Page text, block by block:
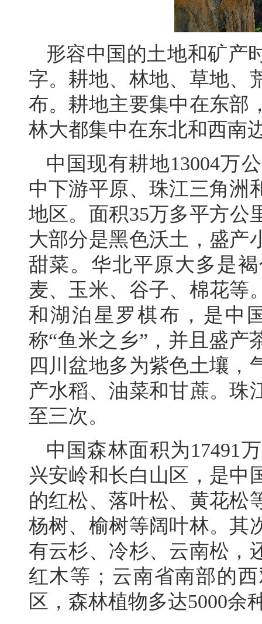
形容中国的土地和矿产
字。耕地、林地、草地、
布。耕地主要集中在东部
林大都集中在东北和西南
中国现有耕地13004万
中下游平原、珠江三角洲
地区。面积35万多平方公
大部分是黑色沃土，盛产
甜菜。华北平原大多是
麦、玉米、谷子、棉花等
和湖泊星罗棋布，是中
称“鱼米之乡”，并且盛产
四川盆地多为紫色土壤，
产水稻、油菜和甘蔗。珠
至三次。
中国森林面积为17491
兴安岭和长白山区，是中
的红松、落叶松、黄花松
杨树、榆树等阔叶林。其
有云杉、冷杉、云南松，
红木等；云南省南部的
区，森林植物多达5000余